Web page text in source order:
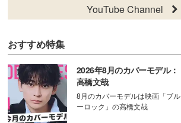
YouTube Channel
おすすめ特集
2026年8月のカバーモデル：
高橋文哉
8月のカバーモデルは映画「ブル
ーロック」の高橋文哉